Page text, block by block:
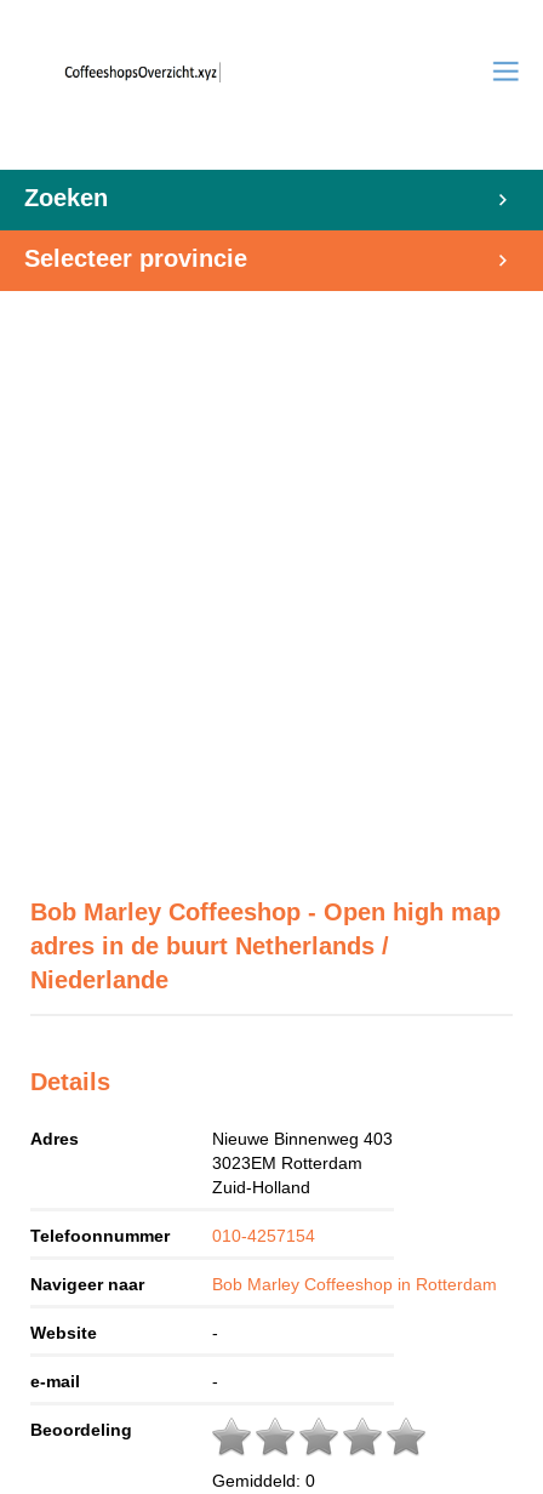
Zoeken
Selecteer provincie
Bob Marley Coffeeshop - Open high map
adres in de buurt Netherlands /
Niederlande
Details
Adres
Nieuwe Binnenweg 403
3023EM Rotterdam
Zuid-Holland
Telefoonnummer 010-4257154
Navigeer naar Bob Marley Coffeeshop in Rotterdam
Website -
e-mail -
Beoordeling
Gemiddeld: 0